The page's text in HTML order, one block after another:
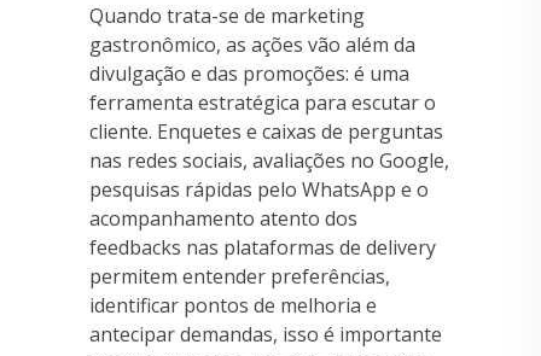
Quando trata-se de marketing
gastronômico, as ações vão além da
divulgação e das promoções: é uma
ferramenta estratégica para escutar o
cliente. Enquetes e caixas de perguntas
nas redes sociais, avaliações no Google,
pesquisas rápidas pelo WhatsApp e o
acompanhamento atento dos
feedbacks nas plataformas de delivery
permitem entender preferências,
identificar pontos de melhoria e
antecipar demandas, isso é importante